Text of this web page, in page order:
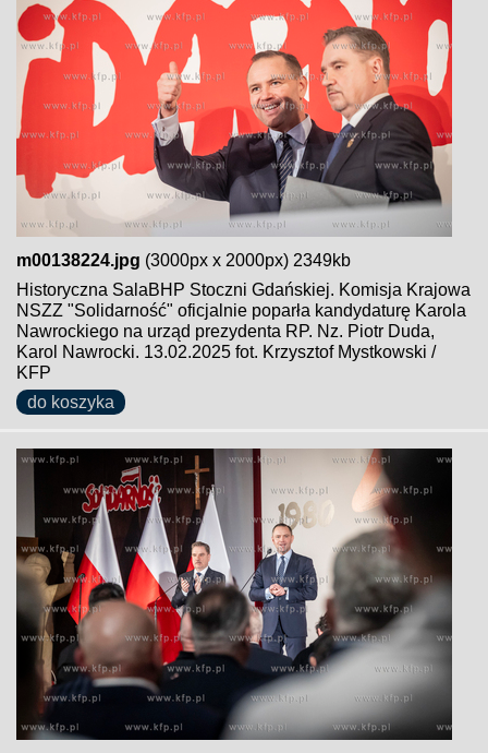
m00138224.jpg (3000px x 2000px) 2349kb
Historyczna SalaBHP Stoczni Gdańskiej. Komisja Krajowa
NSZZ "Solidarność" oficjalnie poparła kandydaturę Karola
Nawrockiego na urząd prezydenta RP. Nz. Piotr Duda,
Karol Nawrocki. 13.02.2025 fot. Krzysztof Mystkowski /
KFP
do koszyka